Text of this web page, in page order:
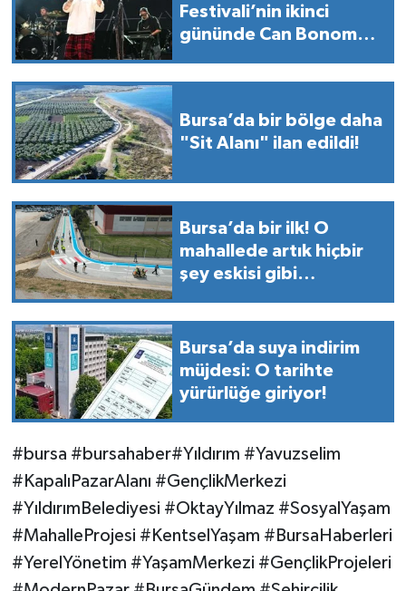
Festivali’nin ikinci
gününde Can Bonomo
Bursa’da bir bölge daha
"Sit Alanı" ilan edildi!
Bursa’da bir ilk! O
mahallede artık hiçbir
şey eskisi gibi
Bursa’da suya indirim
müjdesi: O tarihte
yürürlüğe giriyor!
#bursa #bursahaber#Yıldırım #Yavuzselim
#KapalıPazarAlanı #GençlikMerkezi
#YıldırımBelediyesi #OktayYılmaz #SosyalYaşam
#MahalleProjesi #KentselYaşam #BursaHaberleri
#YerelYönetim #YaşamMerkezi #GençlikProjeleri